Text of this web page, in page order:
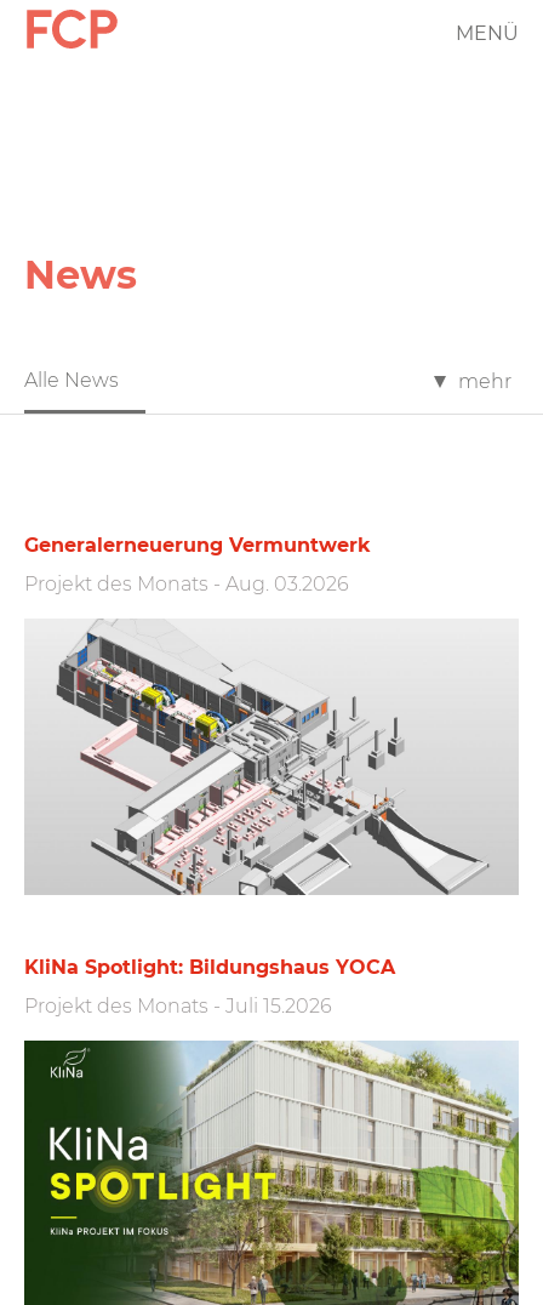
Direkt
zumFCP
MENÜ
News
FCP
Alle News mehr
Generalerneuerung Vermuntwerk
Projekt des Monats - Aug. 03.2026
KliNa Spotlight: Bildungshaus YOCA
Projekt des Monats - Juli 15.2026